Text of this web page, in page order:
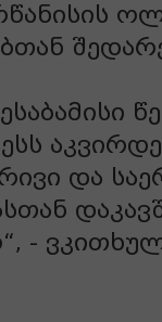
და
-